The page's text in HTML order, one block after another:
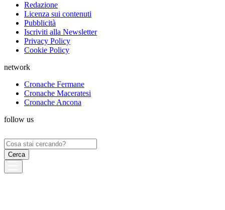
Redazione
Licenza sui contenuti
Pubblicità
Iscriviti alla Newsletter
Privacy Policy
Cookie Policy
network
Cronache Fermane
Cronache Maceratesi
Cronache Ancona
follow us
Ricerca
per: